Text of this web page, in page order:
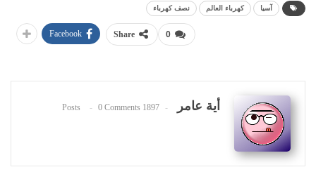
آسيا كهرباء العالم نصف كهرباء
0
Share
Facebook
أية عامر 1897 Posts
0 Comments